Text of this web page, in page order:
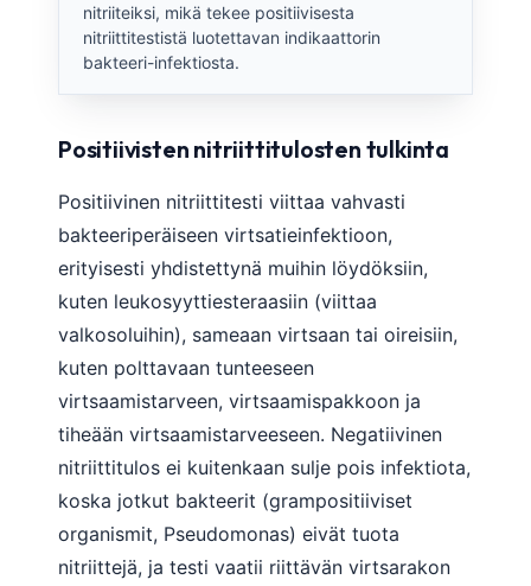
nitriiteiksi, mikä tekee positiivisesta
nitriittitestistä luotettavan indikaattorin
bakteeri-infektiosta.
Positiivisten nitriittitulosten tulkinta
Positiivinen nitriittitesti viittaa vahvasti
bakteeriperäiseen virtsatieinfektioon,
erityisesti yhdistettynä muihin löydöksiin,
kuten leukosyyttiesteraasiin (viittaa
valkosoluihin), sameaan virtsaan tai oireisiin,
kuten polttavaan tunteeseen
virtsaamistarveen, virtsaamispakkoon ja
tiheään virtsaamistarveeseen. Negatiivinen
nitriittitulos ei kuitenkaan sulje pois infektiota,
koska jotkut bakteerit (grampositiiviset
organismit, Pseudomonas) eivät tuota
nitriittejä, ja testi vaatii riittävän virtsarakon